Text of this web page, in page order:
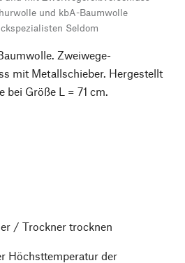
und kbA-Baumwolle
Seldom
Zweiwege-
mit Metallschieber. Hergestellt
bei Größe L = 71 cm.
/ Trockner trocknen
Höchsttemperatur der